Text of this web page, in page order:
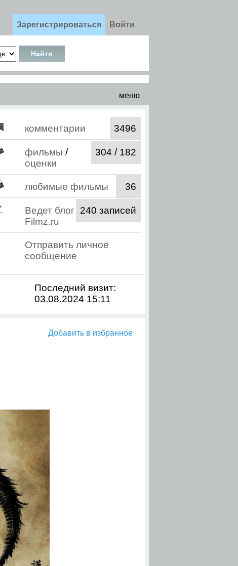
Войти
Зарегистрироваться
меню
3496
комментарии
304 / 182
фильмы /
оценки
36
любимые фильмы
240 записей
Ведет блог
Filmz.ru
Отправить личное
сообщение
Последний визит:
03.08.2024 15:11
Добавить в избранное